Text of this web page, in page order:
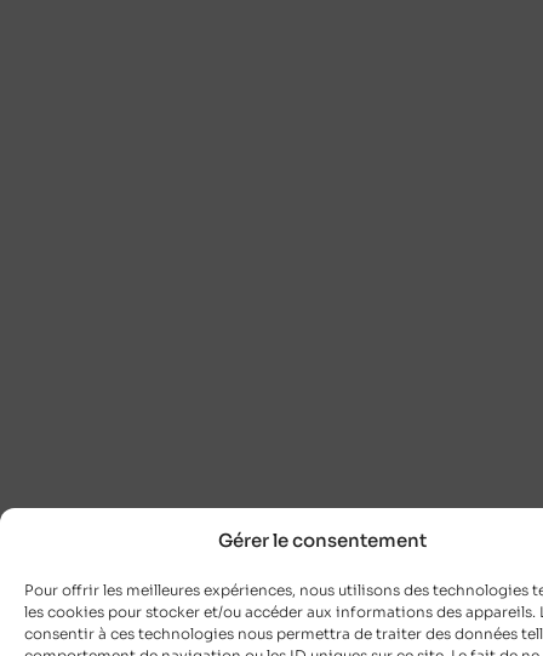
Gérer le consentement
Pour offrir les meilleures expériences, nous utilisons des technologies
les cookies pour stocker et/ou accéder aux informations des appareils.
consentir à ces technologies nous permettra de traiter des données